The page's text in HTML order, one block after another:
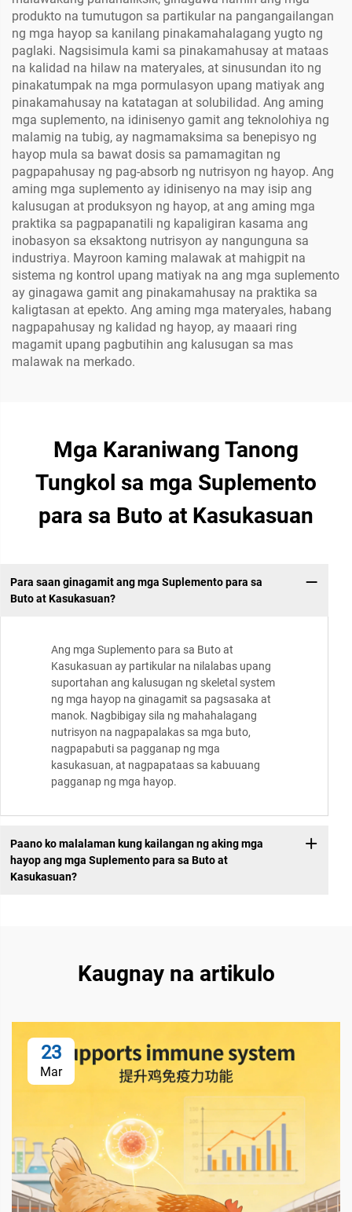
produkto na tumutugon sa partikular na pangangailangan
ng mga hayop sa kanilang pinakamahalagang yugto ng
paglaki. Nagsisimula kami sa pinakamahusay at mataas
na kalidad na hilaw na materyales, at sinusundan ito ng
pinakatumpak na mga pormulasyon upang matiyak ang
pinakamahusay na katatagan at solubilidad. Ang aming
mga suplemento, na idinisenyo gamit ang teknolohiya ng
malamig na tubig, ay nagmamaksima sa benepisyo ng
hayop mula sa bawat dosis sa pamamagitan ng
pagpapahusay ng pag-absorb ng nutrisyon ng hayop. Ang
aming mga suplemento ay idinisenyo na may isip ang
kalusugan at produksyon ng hayop, at ang aming mga
praktika sa pagpapanatili ng kapaligiran kasama ang
inobasyon sa eksaktong nutrisyon ay nangunguna sa
industriya. Mayroon kaming malawak at mahigpit na
sistema ng kontrol upang matiyak na ang mga suplemento
ay ginagawa gamit ang pinakamahusay na praktika sa
kaligtasan at epekto. Ang aming mga materyales, habang
nagpapahusay ng kalidad ng hayop, ay maaari ring
magamit upang pagbutihin ang kalusugan sa mas
malawak na merkado.
Mga Karaniwang Tanong
Tungkol sa mga Suplemento
para sa Buto at Kasukasuan
Para saan ginagamit ang mga Suplemento para sa
Buto at Kasukasuan?
Ang mga Suplemento para sa Buto at
Kasukasuan ay partikular na nilalabas upang
suportahan ang kalusugan ng skeletal system
ng mga hayop na ginagamit sa pagsasaka at
manok. Nagbibigay sila ng mahahalagang
nutrisyon na nagpapalakas sa mga buto,
nagpapabuti sa pagganap ng mga
kasukasuan, at nagpapataas sa kabuuang
pagganap ng mga hayop.
Paano ko malalaman kung kailangan ng aking mga
hayop ang mga Suplemento para sa Buto at
Kasukasuan?
Kaugnay na artikulo
23
Mar